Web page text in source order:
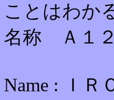
ことはわか
名称 Ａ１
Name : ＩＲ